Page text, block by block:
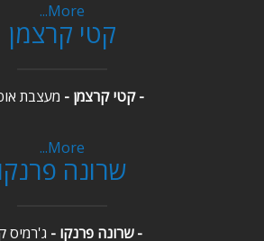
More...
קטי קרצמן
- קטי קרצמן - מעצבת
More...
שרונה פרנקו
- שרונה פרנקו - ג'רמיס